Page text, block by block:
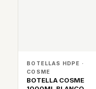
BOTELLAS HDPE ·
COSME
BOTELLA COSME